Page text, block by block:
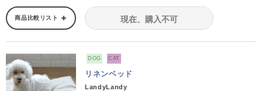
商品比較リスト 現在、購入不可
DOG CAT
リネンベッド
LandyLandy